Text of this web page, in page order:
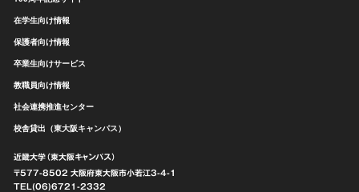
在学生向け情報
保護者向け情報
卒業生向けサービス
教職員向け情報
社会連携推進センター
校舎貸出（東大阪キャンパス）
近畿大学（東大阪キャンパス）
〒577-8502 大阪府東大阪市小若江3-4-1
TEL(06)6721-2332